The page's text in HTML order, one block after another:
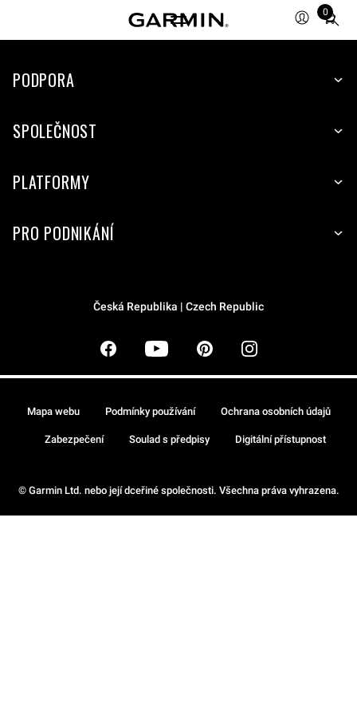
0
Total
items
cart:
PODPORA
SPOLEČNOST
PLATFORMY
PRO PODNIKÁNÍ
Česká Republika | Czech Republic
© Garmin Ltd. nebo její dceřiné společnosti. Všechna práva vyhrazena.
Mapa webu Podmínky používání Ochrana osobních údajů
Zabezpečení Soulad s předpisy Digitální přístupnost